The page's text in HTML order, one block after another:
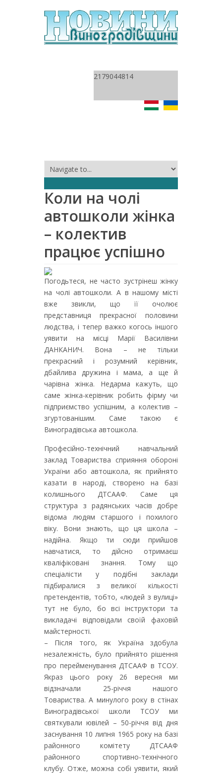
2179044814
Коли на чолі
автошколи жінка
– колектив
працює успішно
Погодьтеся, не часто зустрінеш жінку
на чолі автошколи. А в нашому місті
вже звикли, що її очолює
представниця прекрасної половини
людства, і тепер важко когось іншого
уявити на місці Марії Василівни
ДАНКАНИЧ. Вона – не тільки
прекрасний і розумний керівник,
дбайлива дружина і мама, а ще й
чарівна жінка. Недарма кажуть, що
саме жінка-керівник робить фірму чи
підприємство успішним, а колектив –
згуртованішим. Саме такою є
Виноградівська автошкола.
Професійно-технічний навчальний
заклад Товариства сприяння обороні
України або автошкола, як прийнято
казати в народі, створено на базі
колишнього ДТСААФ. Саме ця
структура з радянських часів добре
відома людям старшого і похилого
віку. Вони знають, що ця школа –
надійна. Якщо ти сюди прийшов
навчатися, то дійсно отримаєш
кваліфіковані знання. Тому що
спеціалісти у подібні заклади
підбиралися з великої кількості
претендентів, тобто, «людей з вулиці»
тут не було, бо всі інструктори та
викладачі відповідали своїй фаховій
майстерності.
– Після того, як Україна здобула
незалежність, було прийнято рішення
про перейменування ДТСААФ в ТСОУ.
Якраз цього року 26 вересня ми
відзначали 25-річчя нашого
Товариства. А минулого року в стінах
Виноградівської школи ТСОУ ми
святкували ювілей – 50-річчя від дня
заснування 10 липня 1965 року на базі
районного комітету ДТСААФ
районного спортивно-технічного
клубу. Отже, можна собі уявити, який